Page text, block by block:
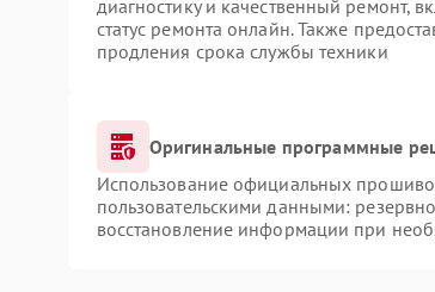
диагностику и качественный ремонт,
статус ремонта онлайн. Также
продления срока службы техники
Оригинальные программные
Использование официальных
пользовательскими данными:
восстановление информации при